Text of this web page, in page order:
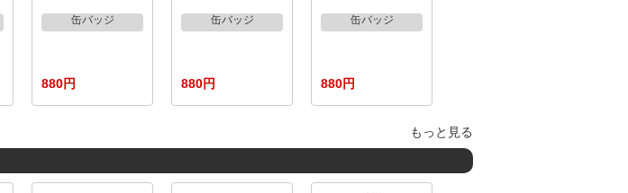
缶バッジ
880円
缶バッジ
880円
缶バッジ
880円
もっと見る